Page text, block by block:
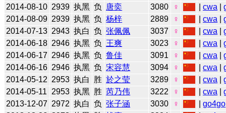
2014-08-10 2939 执黑 负 唐奕 3080 ♀ |cwa |
2014-08-09 2939 执黑 负 杨梓 2889 ♀ |cwa |
2014-07-13 2943 执白 负 张佩佩 3037 ♀ |cwa |
2014-06-18 2946 执黑 负 王爽 3023 ♀ |cwa |
2014-06-17 2946 执黑 负 鲁佳 3091 ♀ |cwa |
2014-06-16 2946 执黑 负 宋容慧 3094 ♀ |cwa |
2014-05-12 2953 执白 胜 於之莹 3289 ♀ |cwa |
2014-05-11
2953 执黑 胜 芮乃伟 3222 ♀ |cwa |
2013-12-07 2972 执白 负 张子涵 3030 ♀ |go4go